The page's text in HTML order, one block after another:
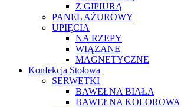
Z GIPIURĄ
PANEL AŻUROWY
UPIĘCIA
NA RZEPY
WIĄZANE
MAGNETYCZNE
Konfekcja Stołowa
SERWETKI
BAWEŁNA BIAŁA
BAWEŁNA KOLOROWA